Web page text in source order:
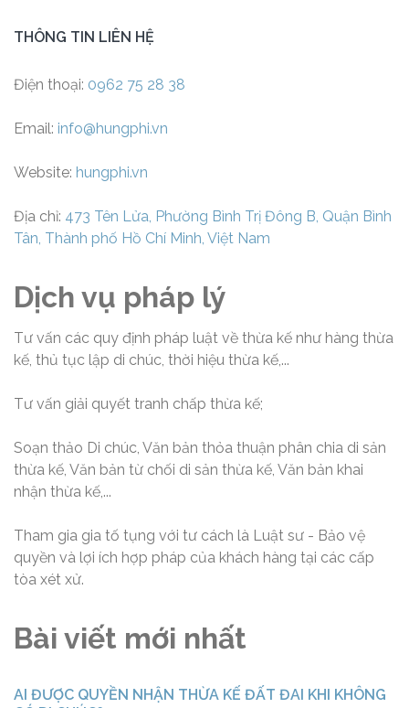
THÔNG TIN LIÊN HỆ
Điện thoại: 0962 75 28 38
Email: info@hungphi.vn
Website: hungphi.vn
Địa chỉ: 473 Tên Lửa, Phường Bình Trị Đông B, Quận Bình
Tân, Thành phố Hồ Chí Minh, Việt Nam
Dịch vụ pháp lý
Tư vấn các quy định pháp luật về thừa kế như hàng thừa
kế, thủ tục lập di chúc, thời hiệu thừa kế,...
Tư vấn giải quyết tranh chấp thừa kế;
Soạn thảo Di chúc, Văn bản thỏa thuận phân chia di sản
thừa kế, Văn bản từ chối di sản thừa kế, Văn bản khai
nhận thừa kế,...
Tham gia gia tố tụng với tư cách là Luật sư - Bảo vệ
quyền và lợi ích hợp pháp của khách hàng tại các cấp
tòa xét xử.
Bài viết mới nhất
AI ĐƯỢC QUYỀN NHẬN THỪA KẾ ĐẤT ĐAI KHI KHÔNG